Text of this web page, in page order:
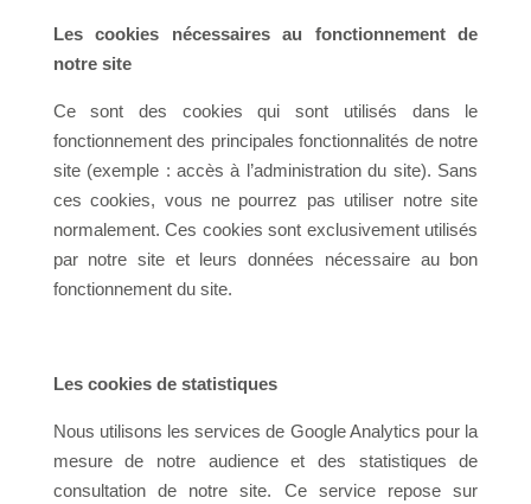
Les cookies nécessaires au fonctionnement de
notre site
Ce sont des cookies qui sont utilisés dans le
fonctionnement des principales fonctionnalités de notre
site (exemple : accès à l’administration du site). Sans
ces cookies, vous ne pourrez pas utiliser notre site
normalement. Ces cookies sont exclusivement utilisés
par notre site et leurs données nécessaire au bon
fonctionnement du site.
Les cookies de statistiques
Nous utilisons les services de Google Analytics pour la
mesure de notre audience et des statistiques de
consultation de notre site. Ce service repose sur